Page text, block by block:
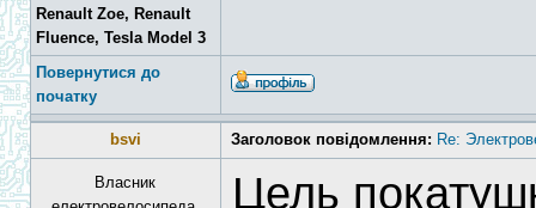
Renault Zoe, Renault
Fluence, Tesla Model 3
Повернутися до
початку
bsvi Заголовок повідомлення: Re:
Власник
Цель